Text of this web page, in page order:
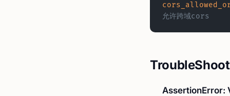
允许跨域cors
AssertionError: